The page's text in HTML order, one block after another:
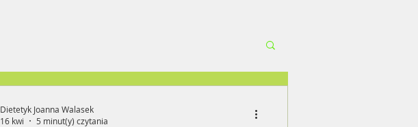
Dietetyk Joanna Walasek
16 kwi
5 minut(y) czytania